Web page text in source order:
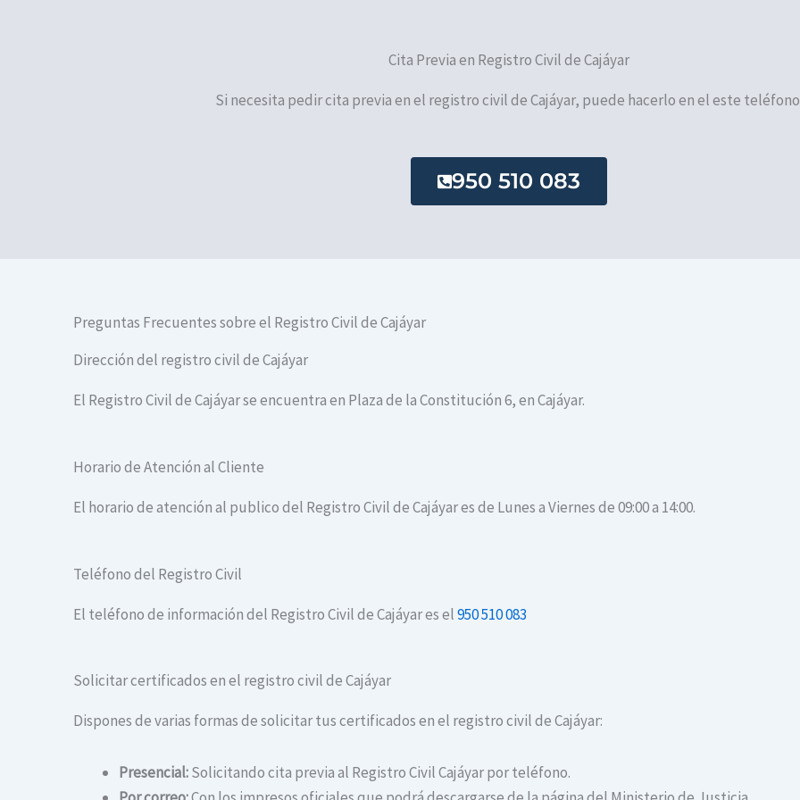
Cita Previa en Registro Civil de Cajáyar
Si necesita pedir cita previa en el registro civil de Cajáyar, puede hacerlo en el este
950 510 083
Preguntas Frecuentes sobre el Registro Civil de Cajáyar
Dirección del registro civil de Cajáyar
El Registro Civil de Cajáyar se encuentra en Plaza de la Constitución 6, en Cajáyar.
Horario de Atención al Cliente
El horario de atención al publico del Registro Civil de Cajáyar es de Lunes a Viernes de 09:00 a 14:00.
Teléfono del Registro Civil
El teléfono de información del Registro Civil de Cajáyar es el950 510 083
Solicitar certificados en el registro civil de Cajáyar
Dispones de varias formas de solicitar tus certificados en el registro civil de Cajáyar:
Presencial:Solicitando cita previa al Registro Civil Cajáyar por teléfono.